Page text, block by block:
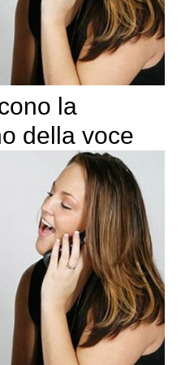
la
della voce